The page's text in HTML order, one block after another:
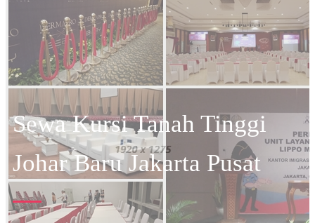
Sewa Kursi Tanah Tinggi
Johar Baru Jakarta Pusat